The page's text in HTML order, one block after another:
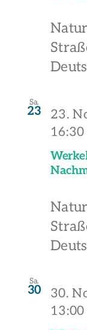
Sa.
23 23.
16:30
Sa.
30 30.
13:00